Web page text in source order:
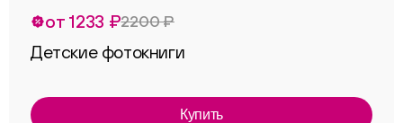
от 1233 ₽2200 ₽
Детские фотокниги
Купить